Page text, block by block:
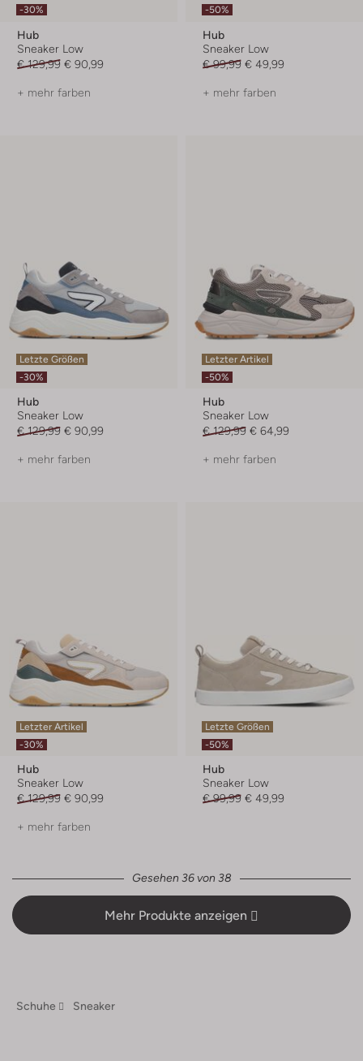
-30%
Hub
Sneaker Low
€ 129,99 € 90,99
+ mehr farben
-50%
Hub
Sneaker Low
€ 99,99 € 49,99
+ mehr farben
Letzte Größen
-30%
Hub
Sneaker Low
€ 129,99 € 90,99
+ mehr farben
Letzter Artikel
-50%
Hub
Sneaker Low
€ 129,99 € 64,99
+ mehr farben
Letzter Artikel
-30%
Hub
Sneaker Low
€ 129,99 € 90,99
+ mehr farben
Letzte Größen
-50%
Hub
Sneaker Low
€ 99,99 € 49,99
Gesehen 36 von 38
Mehr Produkte anzeigen
Schuhe Sneaker